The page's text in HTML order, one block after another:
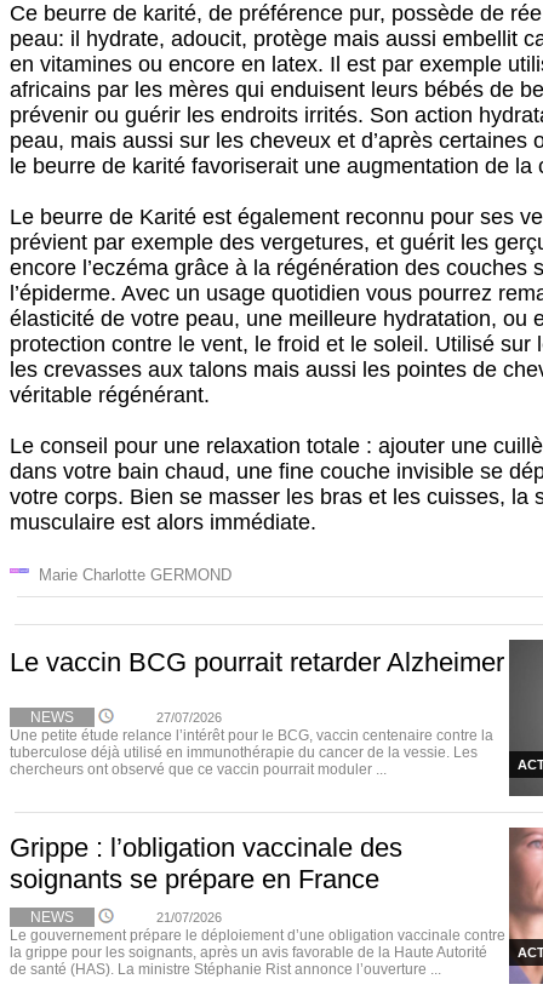
Ce beurre de karité, de préférence pur, possède de
peau: il hydrate, adoucit, protège mais aussi embellit
en vitamines ou encore en latex. Il est par exemple
africains par les mères qui enduisent leurs bébés de
prévenir ou guérir les endroits irrités. Son action
peau, mais aussi sur les cheveux et d’après certaines
le beurre de karité favoriserait une augmentation de la
Le beurre de Karité est également reconnu pour ses
prévient par exemple des vergetures, et guérit les
encore l’eczéma grâce à la régénération des couches
l’épiderme. Avec un usage quotidien vous pourrez
élasticité de votre peau, une meilleure hydratation, ou
protection contre le vent, le froid et le soleil. Utilisé sur
les crevasses aux talons mais aussi les pointes de
véritable régénérant.
Le conseil pour une relaxation totale : ajouter une
dans votre bain chaud, une fine couche invisible se
votre corps. Bien se masser les bras et les cuisses, la
musculaire est alors immédiate.
Marie Charlotte GERMOND
Le vaccin BCG pourrait retarder Alzheimer
NEWS 27/07/2026
Une petite étude relance l’intérêt pour le BCG, vaccin centenaire contre la
tuberculose déjà utilisé en immunothérapie du cancer de la vessie. Les
chercheurs ont observé que ce vaccin pourrait moduler ...
Grippe : l’obligation vaccinale des
soignants se prépare en France
NEWS 21/07/2026
Le gouvernement prépare le déploiement d’une obligation vaccinale contre
la grippe pour les soignants, après un avis favorable de la Haute Autorité
de santé (HAS). La ministre Stéphanie Rist annonce l’ouverture ...